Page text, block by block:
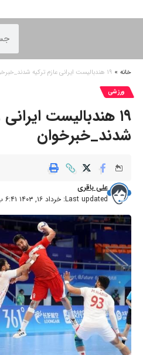
خانه » ۱۹ هندبالیست ایرانی عازم ترکیه شدند_خبرخوان
ورزشی
۱۹ هندبالیست
شدند_خبرخوان
Last updated: خرداد ۱۶, ۱۴۰۳ ۶:۴۱ ب٫ظ
علی باقری